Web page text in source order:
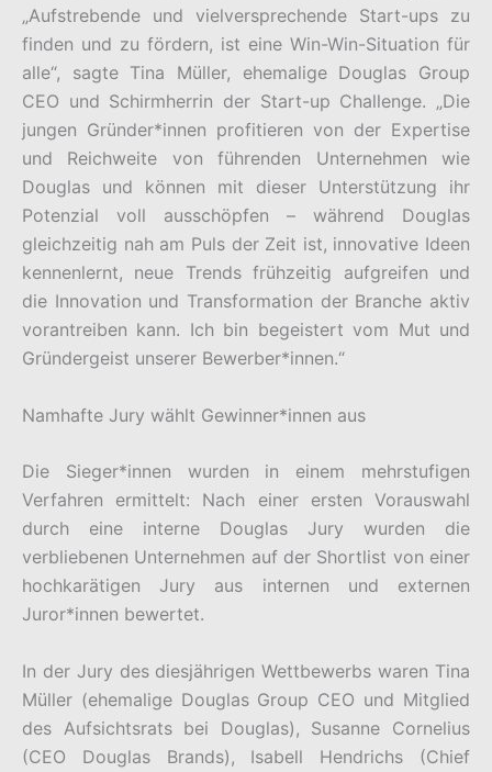
„Aufstrebende und vielversprechende Start-ups zu
finden und zu fördern, ist eine Win-Win-Situation für
alle“, sagte Tina Müller, ehemalige Douglas Group
CEO und Schirmherrin der Start-up Challenge. „Die
jungen Gründer*innen profitieren von der Expertise
und Reichweite von führenden Unternehmen wie
Douglas und können mit dieser Unterstützung ihr
Potenzial voll ausschöpfen – während Douglas
gleichzeitig nah am Puls der Zeit ist, innovative Ideen
kennenlernt, neue Trends frühzeitig aufgreifen und
die Innovation und Transformation der Branche aktiv
vorantreiben kann. Ich bin begeistert vom Mut und
Gründergeist unserer Bewerber*innen.“
Namhafte Jury wählt Gewinner*innen aus
Die Sieger*innen wurden in einem mehrstufigen
Verfahren ermittelt: Nach einer ersten Vorauswahl
durch eine interne Douglas Jury wurden die
verbliebenen Unternehmen auf der Shortlist von einer
hochkarätigen Jury aus internen und externen
Juror*innen bewertet.
In der Jury des diesjährigen Wettbewerbs waren Tina
Müller (ehemalige Douglas Group CEO und Mitglied
des Aufsichtsrats bei Douglas), Susanne Cornelius
(CEO Douglas Brands), Isabell Hendrichs (Chief